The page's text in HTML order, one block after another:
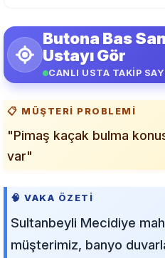
Butona Bas
Ustayı Gör
CANLI USTA TAKİP
📋 MÜŞTERI PROBLEMI
"Pimaş kaçak bulma
var"
🧠 VAKA ÖZETI
Sultanbeyli Mecidiye
müşterimiz, banyo